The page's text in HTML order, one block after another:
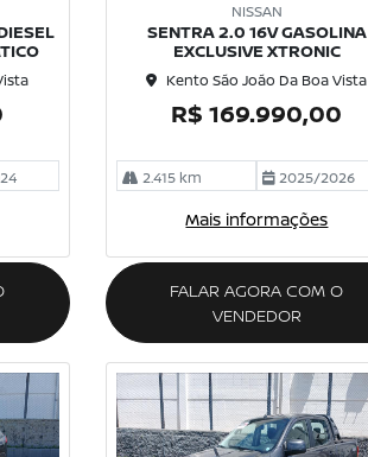
NISSAN
SENTRA 2.0 16V GASOLINA
EXCLUSIVE XTRONIC
Kento São João Da Boa Vista
R$ 169.990,00
2.415 km 2025/2026
Mais informações
FALAR AGORA COM O
VENDEDOR